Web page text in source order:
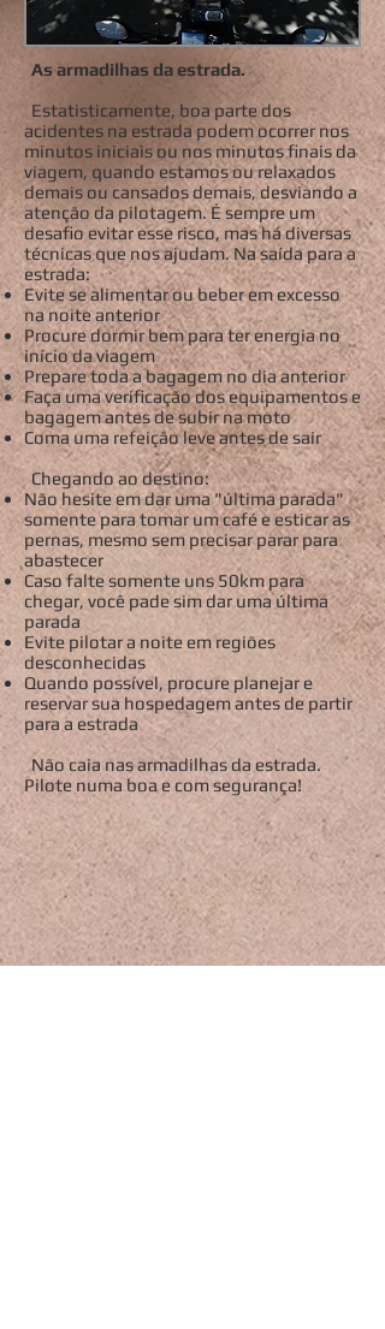
As armadilhas da estrada.
Estatisticamente, boa parte dos
acidentes na estrada podem ocorrer nos
minutos iniciais ou nos minutos finais da
viagem, quando estamos ou relaxados
demais ou cansados demais, desviando a
atenção da pilotagem. É sempre um
desafio evitar esse risco, mas há diversas
técnicas que nos ajudam. Na saída para a
estrada:
Evite se alimentar ou beber em excesso
na noite anterior
Procure dormir bem para ter energia no
início da viagem
Prepare toda a bagagem no dia anterior
Faça uma verificação dos equipamentos e
bagagem antes de subir na moto
Coma uma refeição leve antes de sair
Chegando ao destino:
Não hesite em dar uma "última parada"
somente para tomar um café e esticar as
pernas, mesmo sem precisar parar para
abastecer
Caso falte somente uns 50km para
chegar, você pade sim dar uma última
parada
Evite pilotar a noite em regiões
desconhecidas
Quando possível, procure planejar e
reservar sua hospedagem antes de partir
para a estrada
Não caia nas armadilhas da estrada.
Pilote numa boa e com segurança!